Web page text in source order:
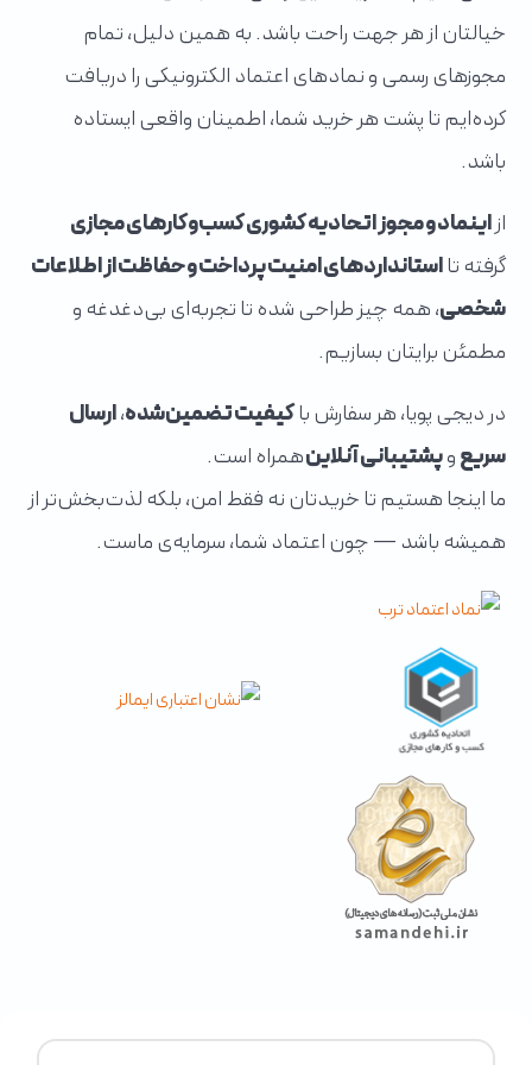
خیالتان از هر جهت راحت باشد. به همین دلیل، تمام
مجوزهای رسمی و نمادهای اعتماد الکترونیکی را دریافت
کرده‌ایم تا پشت هر خرید شما، اطمینان واقعی ایستاده
باشد.
ازاینماد و مجوز اتحادیه کشوری کسب‌وکارهای مجازی
گرفته تااستانداردهای امنیت پرداخت و حفاظت از اطلاعات
شخصی، همه چیز طراحی شده تا تجربه‌ای بی‌دغدغه و
مطمئن برایتان بسازیم.
در دیجی پویا، هر سفارش باکیفیت تضمین‌شده،ارسال
سریعوپشتیبانی آنلاینهمراه است.
ما اینجا هستیم تا خریدتان نه فقط امن، بلکه لذت‌بخش‌تر از
همیشه باشد — چون اعتماد شما، سرمایه‌ی ماست.